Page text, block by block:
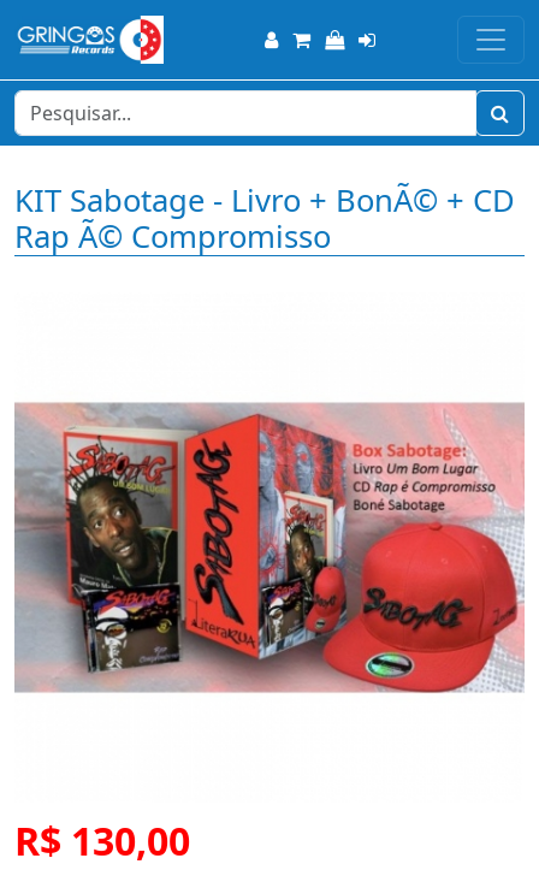
KIT Sabotage - Livro + BonÃ© + CD
Rap Ã© Compromisso
R$ 130,00